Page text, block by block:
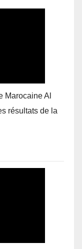
Marocaine Al
résultats de la